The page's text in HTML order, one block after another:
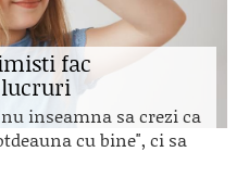
fac
lucruri
inseamna sa crezi ca
cu bine", ci sa